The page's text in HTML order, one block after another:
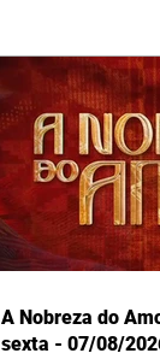
A Nobreza do
sexta - 07/08/